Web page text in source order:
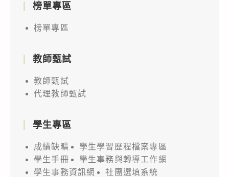
榜單專區
榜單專區
教師甄試
教師甄試
代理教師甄試
學生專區
成績缺曠
學生學習歷程檔案專區
學生手冊
學生事務與轉導工作網
學生事務資訊網
社團選填系統